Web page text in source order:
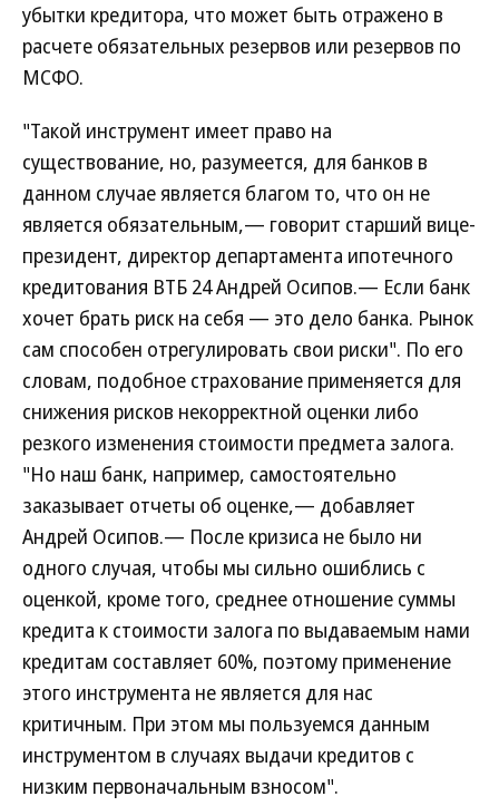
убытки кредитора, что может быть отражено в
расчете обязательных резервов или резервов по
МСФО.
"Такой инструмент имеет право на
существование, но, разумеется, для банков в
данном случае является благом то, что он не
является обязательным,— говорит старший вице-
президент, директор департамента ипотечного
кредитования ВТБ 24 Андрей Осипов.— Если банк
хочет брать риск на себя — это дело банка. Рынок
сам способен отрегулировать свои риски". По его
словам, подобное страхование применяется для
снижения рисков некорректной оценки либо
резкого изменения стоимости предмета залога.
"Но наш банк, например, самостоятельно
заказывает отчеты об оценке,— добавляет
Андрей Осипов.— После кризиса не было ни
одного случая, чтобы мы сильно ошиблись с
оценкой, кроме того, среднее отношение суммы
кредита к стоимости залога по выдаваемым нами
кредитам составляет 60%, поэтому применение
этого инструмента не является для нас
критичным. При этом мы пользуемся данным
инструментом в случаях выдачи кредитов с
низким первоначальным взносом".